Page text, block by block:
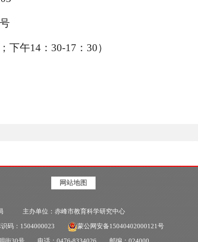
下午14：30-17：30）
网站地图
局 主办单位：赤峰市教育科学研究中心
码：1504000023
蒙公网安备15040402000121号